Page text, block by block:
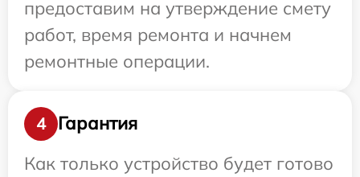
предоставим на утверждение смету
работ, время ремонта и начнем
ремонтные операции.
4
Гарантия
Как только устройство будет готово